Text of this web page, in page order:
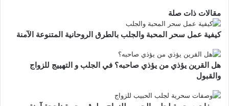
مقالات ذات صلة
كيفية عمل سحر المحبة والجلب بالطرق الروحانية المتنوعة الآمنة
هل القرين يؤذي من يؤذي صاحبه؟ في الجلب و التهييج للزواج
والقبول